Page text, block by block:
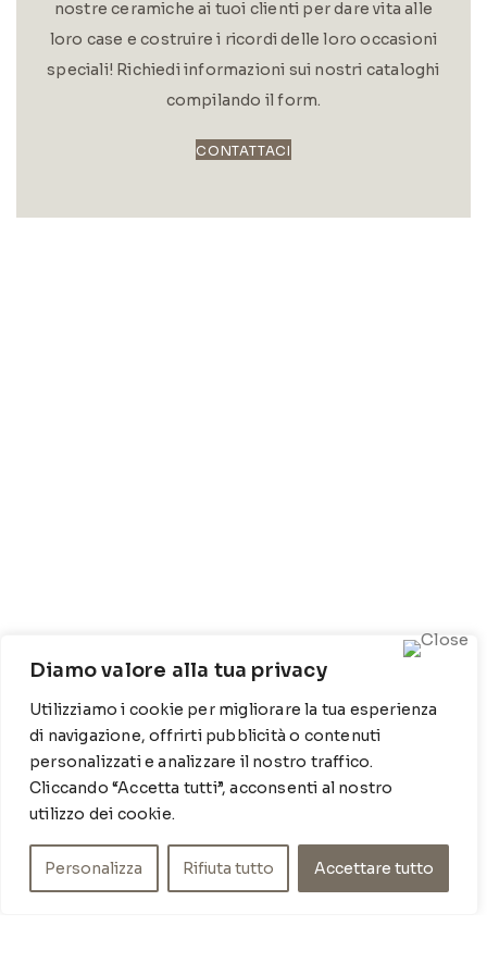
Diamo valore alla tua privacy
Utilizziamo i cookie per migliorare la tua esperienza
di navigazione, offrirti pubblicità o contenuti
personalizzati e analizzare il nostro traffico.
Cliccando “Accetta tutti”, acconsenti al nostro
utilizzo dei cookie.
Personalizza Rifiuta tutto Accettare tutto
nostre ceramiche ai tuoi clienti per dare vita alle
loro case e costruire i ricordi delle loro occasioni
speciali! Richiedi informazioni sui nostri cataloghi
compilando il form.
CONTATTACI
Contrada Locosantissimo 1316 - 70044 Polignano a
mare
: 080 917 78 89
WZ: 329 6510725